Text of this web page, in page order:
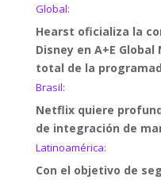
Global:
Hearst oficializa la
Disney en A+E
total de la
Brasil:
Netflix quiere
de integración de
Latinoamérica:
Con el objetivo de